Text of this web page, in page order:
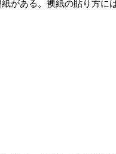
がある。襖紙の貼り方に